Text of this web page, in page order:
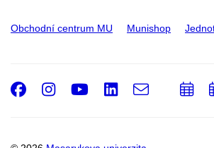
Obchodní centrum MU Munishop
Facebook
Instagram
Youtube
LinkedIn
e-